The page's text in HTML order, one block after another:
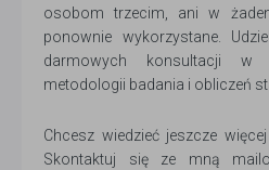
osobom trzecim, ani w
ponownie wykorzystane.
darmowych konsultacji w
metodologii badania i obliczeń
Chcesz wiedzieć jeszcze
Skontaktuj się ze mną